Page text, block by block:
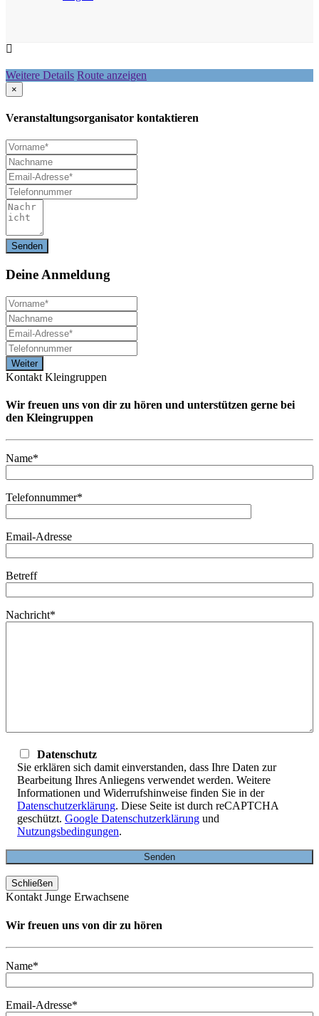
Weitere Details Route anzeigen
×
Veranstaltungsorganisator kontaktieren
Deine Anmeldung
Kontakt Kleingruppen
Wir freuen uns von dir zu hören und unterstützen gerne bei
den Kleingruppen
Name*
Telefonnummer*
Email-Adresse
Betreff
Nachricht*
Datenschutz
Sie erklären sich damit einverstanden, dass Ihre Daten zur
Bearbeitung Ihres Anliegens verwendet werden. Weitere
Informationen und Widerrufshinweise finden Sie in der
Datenschutzerklärung. Diese Seite ist durch reCAPTCHA
geschützt. Google Datenschutzerklärung und
Nutzungsbedingungen.
Schließen
Kontakt Junge Erwachsene
Wir freuen uns von dir zu hören
Name*
Email-Adresse*